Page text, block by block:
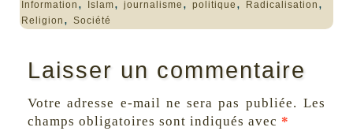
Information , Islam, journalisme , politique , Radicalisation ,
Religion , Société
Laisser un commentaire
Votre adresse e-mail ne sera pas publiée. Les
champs obligatoires sont indiqués avec *